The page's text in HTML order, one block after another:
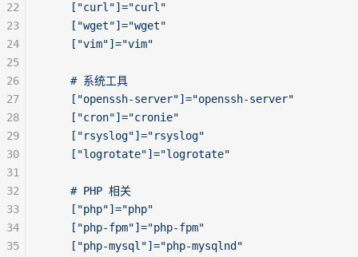
    ["curl"]="curl"
    ["wget"]="wget"
    ["vim"]="vim"
    # 系统工具
    ["openssh-server"]="openssh-server"
    ["cron"]="cronie"
    ["rsyslog"]="rsyslog"
    ["logrotate"]="logrotate"
    # PHP 相关
    ["php"]="php"
    ["php-fpm"]="php-fpm"
    ["php-mysql"]="php-mysqlnd"
22
23
24
25
26
27
28
29
30
31
32
33
34
35